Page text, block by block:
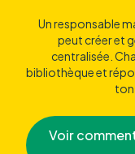
Un responsable
peut créer et
centralisée.
bibliothèque et
Voir